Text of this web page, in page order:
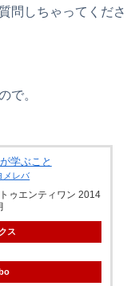
問しちゃってくださ
で。
学ぶこと
メレバ
ゥエンティワン 2014
ス